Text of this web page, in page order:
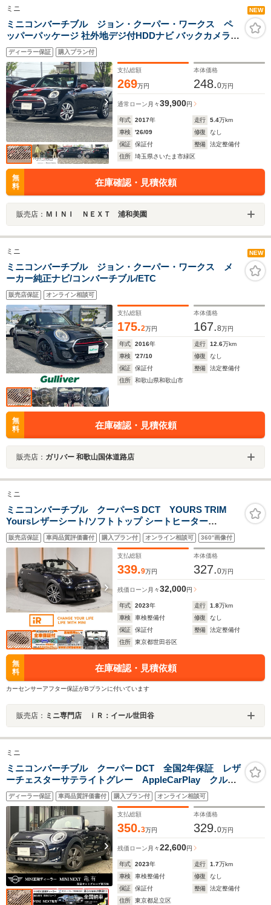
ミニ NEW
ミニコンバーチブル ジョン・クーパー・ワークス ペ
ッパーパッケージ 社外地デジ付HDDナビ バックカメラ
ACC ドライビングアシスト ヘッドアップディスプレイ
LEDヘッドライト 17インチアルミ
ディーラー保証 購入プラン付
支払総額
269万円
本体価格
248.0万円
通常ローン 月々39,900円
年式 2017年 走行 5.4万km
車検
'26/09 修復
なし
保証
保証付 整備
法定整備付
住所
埼玉県さいたま市緑区
無
料
在庫確認・見積依頼
販売店： ＭＩＮＩ ＮＥＸＴ 浦和美園
ミニ NEW
ミニコンバーチブル ジョン・クーパー・ワークス メ
ーカー純正ナビ/コンバーチブル/ETC
販売店保証 オンライン相談可
支払総額
175.2万円
本体価格
167.8万円
年式 2016年 走行 12.6万km
車検
'27/10 修復
なし
保証
保証付 整備
法定整備付
住所
和歌山県和歌山市
無
料
在庫確認・見積依頼
販売店： ガリバー 和歌山国体道路店
ミニ
ミニコンバーチブル クーパーS DCT YOURS TRIM
Yoursレザーシート/ソフトトップ シートヒーター
AppleCarPlay ワイヤレスチャージ クルコン アクティブ
クルコン バックカメラ 前後障害物センサー ETC2.0 整備
販売店保証 車両品質評価書付 購入プラン付 オンライン相談可 360°画像付
支払総額
339.9万円
本体価格
327.0万円
残価ローン 月々32,000円
年式 2023年 走行 1.8万km
車検
車検整備付 修復
なし
保証
保証付 整備
法定整備付
住所
東京都世田谷区
無
料
在庫確認・見積依頼
カーセンサーアフター保証がBプランに付いています
販売店： ミニ専門店 ｉＲ：イール世田谷
ミニ
ミニコンバーチブル クーパー DCT 全国2年保証 レザ
ーチェスターサテライトグレー AppleCarPlay クルー
ズコントロール クラシックトリム バックカメラ シ
ートヒーター コンフォートアクセス ETC2.0
ディーラー保証 車両品質評価書付 購入プラン付 オンライン相談可
支払総額
350.3万円
本体価格
329.0万円
残価ローン 月々22,600円
年式 2023年 走行 1.7万km
車検
車検整備付 修復
なし
保証
保証付 整備
法定整備付
住所
東京都足立区